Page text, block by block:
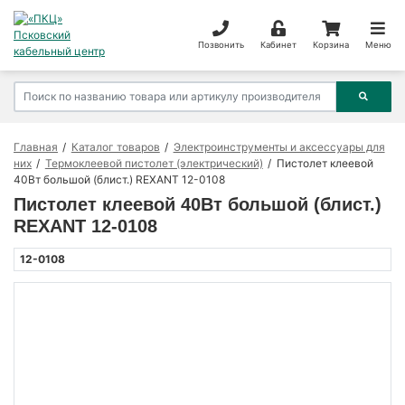
Позвонить Кабинет Корзина Меню
Главная Каталог товаров
Электроинструменты и аксессуары для
них
Термоклеевой пистолет (электрический)
Пистолет клеевой
40Вт большой (блист.) REXANT 12-0108
Пистолет клеевой 40Вт большой (блист.)
REXANT 12-0108
12-0108